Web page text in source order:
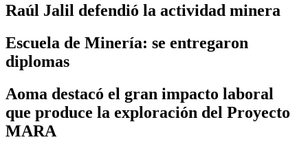
Raúl Jalil defendió la actividad minera
Escuela de Minería: se entregaron
diplomas
Aoma destacó el gran impacto laboral
que produce la exploración del Proyecto
MARA